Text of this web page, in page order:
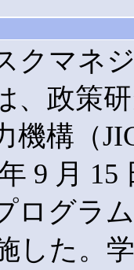
クマネ
、政策
機構（
9 月
ログラ
した。